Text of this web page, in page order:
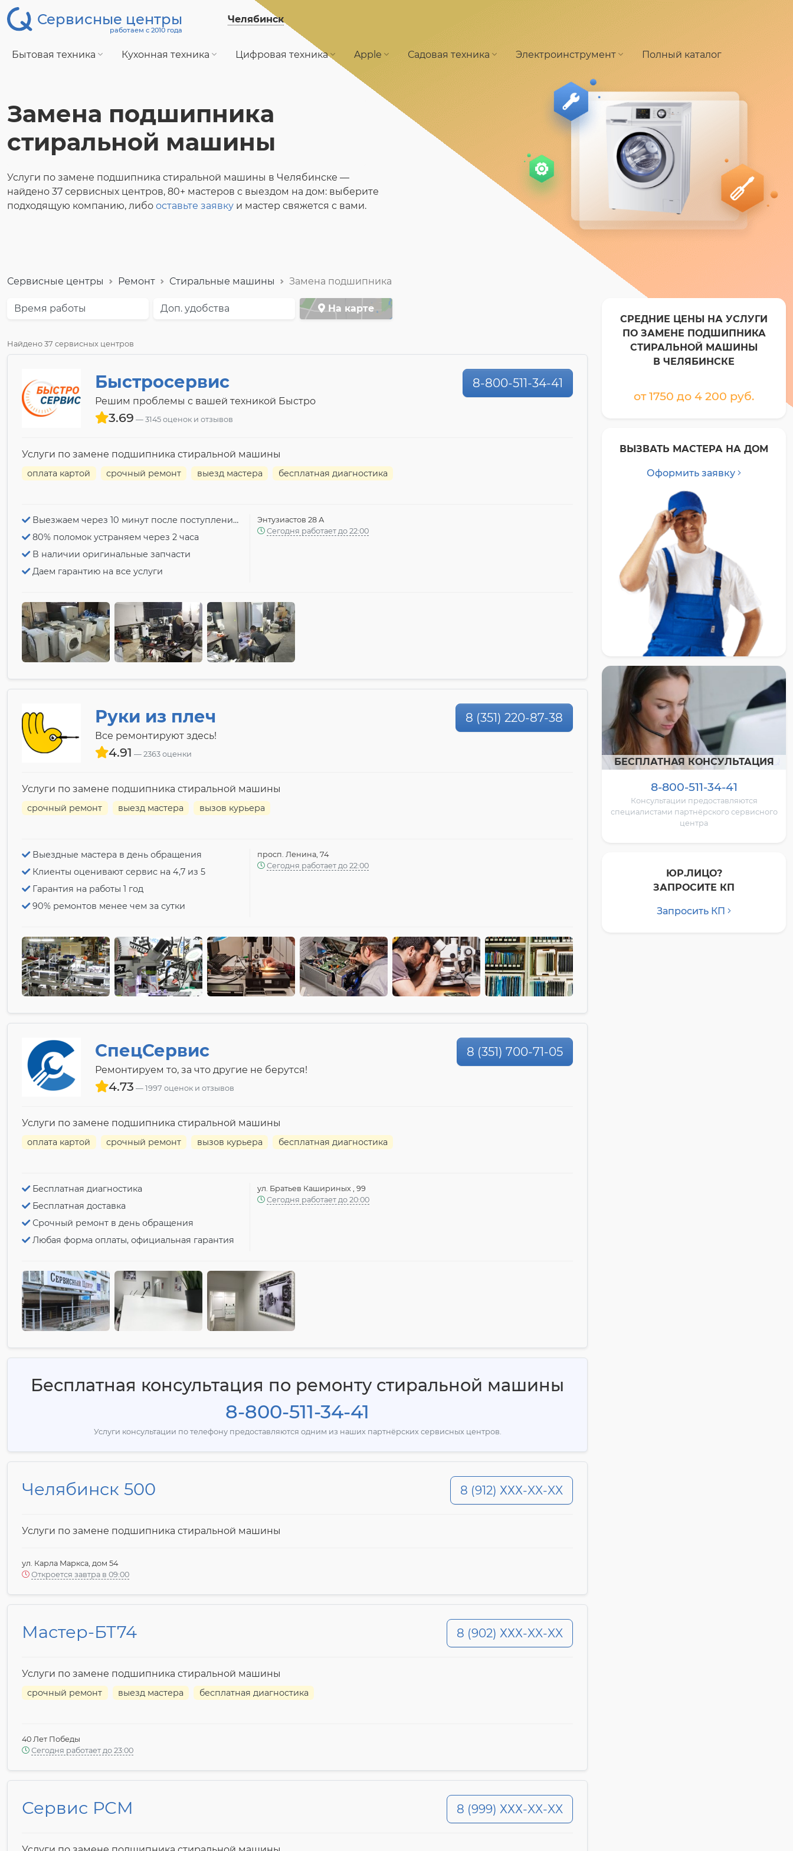
Сервисные центры
работаем с 2010 года
Челябинск
Бытовая техника Кухонная техника Цифровая техника Apple Садовая техника Электроинструмент Полный каталог
Замена подшипника
стиральной машины
Услуги по замене подшипника стиральной машины в Челябинске —
найдено 37 сервисных центров, 80+ мастеров с выездом на дом: выберите
подходящую компанию, либо оставьте заявку и мастер свяжется с вами.
Сервисные центры Ремонт Стиральные машины Замена подшипника
Время работы Доп. удобства На карте
Найдено 37 сервисных центров
Быстросервис
Решим проблемы с вашей техникой Быстро
3.69 3145 оценок и отзывов
8-800-511-34-41
Услуги по замене подшипника стиральной машины
оплата картой срочный ремонт выезд мастера бесплатная диагностика
Выезжаем через 10 минут после поступления заявки
80% поломок устраняем через 2 часа
В наличии оригинальные запчасти
Даем гарантию на все услуги
Энтузиастов 28 А
Сегодня работает до 22:00
Руки из плеч
Все ремонтируют здесь!
4.91 2363 оценки
8 (351) 220-87-38
Услуги по замене подшипника стиральной машины
срочный ремонт выезд мастера вызов курьера
Выездные мастера в день обращения
Клиенты оценивают сервис на 4,7 из 5
Гарантия на работы 1 год
90% ремонтов менее чем за сутки
просп. Ленина, 74
Сегодня работает до 22:00
СпецСервис
Ремонтируем то, за что другие не берутся!
4.73 1997 оценок и отзывов
8 (351) 700-71-05
Услуги по замене подшипника стиральной машины
оплата картой срочный ремонт вызов курьера бесплатная диагностика
Бесплатная диагностика
Бесплатная доставка
Срочный ремонт в день обращения
Любая форма оплаты, официальная гарантия
ул. Братьев Кашириных , 99
Сегодня работает до 20:00
Бесплатная консультация по ремонту стиральной машины
8-800-511-34-41
Услуги консультации по телефону предоставляются одним из наших партнёрских сервисных центров.
Челябинск 500 8 (912) ХХХ-XX-XX
Услуги по замене подшипника стиральной машины
ул. Карла Маркса, дом 54
Откроется завтра в 09:00
Мастер-БТ74 8 (902) ХХХ-XX-XX
Услуги по замене подшипника стиральной машины
срочный ремонт выезд мастера бесплатная диагностика
40 Лет Победы
Сегодня работает до 23:00
Сервис РСМ 8 (999) ХХХ-XX-XX
СРЕДНИЕ ЦЕНЫ НА УСЛУГИ
ПО ЗАМЕНЕ ПОДШИПНИКА
СТИРАЛЬНОЙ МАШИНЫ
В ЧЕЛЯБИНСКЕ
от 1750 до 4 200 pyб.
ВЫЗВАТЬ МАСТЕРА НА ДОМ
Оформить заявку
БЕСПЛАТНАЯ КОНСУЛЬТАЦИЯ
8-800-511-34-41
Консультации предоставляются
специалистами партнёрского сервисного
центра
ЮР.ЛИЦО?
ЗАПРОСИТЕ КП
Запросить КП